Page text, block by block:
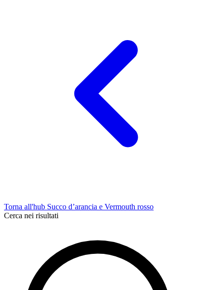
Torna all'hub Succo d’arancia e Vermouth rosso
Cerca nei risultati